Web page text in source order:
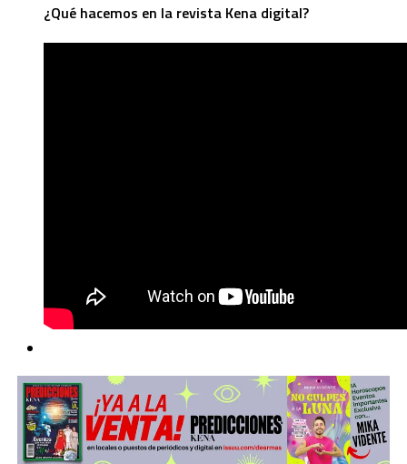
¿Qué hacemos en la revista Kena digital?